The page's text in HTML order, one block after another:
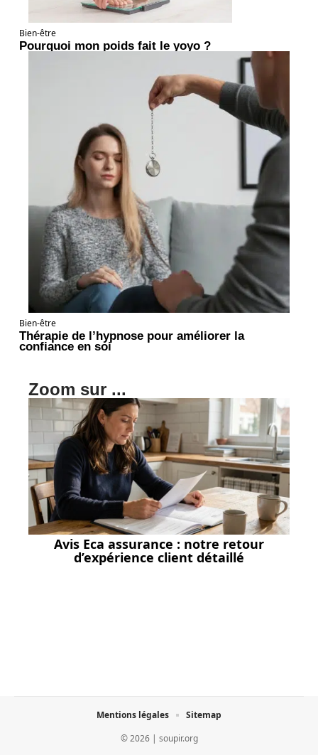
Bien-être
Pourquoi mon poids fait le yoyo ?
Bien-être
Thérapie de l’hypnose pour améliorer la
confiance en soi
Zoom sur ...
Avis Eca assurance : notre retour
d’expérience client détaillé
© 2026 | soupir.org
Mentions légales Sitemap